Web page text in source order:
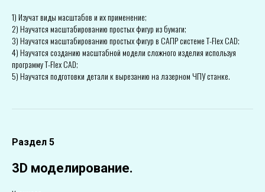
1) Изучат виды масштабов и их применение;
2) Научатся масштабированию простых фигур из бумаги;
3) Научатся масштабированию простых фигур в САПР системе T-Flex CAD;
4) Научатся созданию масштабной модели сложного изделия используя
программу T-Flex CAD;
5) Научатся подготовки детали к вырезанию на лазерном ЧПУ станке.
Раздел 5
3D моделирование.